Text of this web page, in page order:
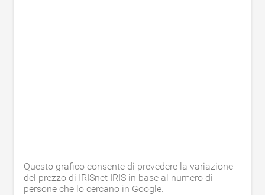
Questo grafico consente di prevedere la variazione
del prezzo di IRISnet IRIS in base al numero di
persone che lo cercano in Google.